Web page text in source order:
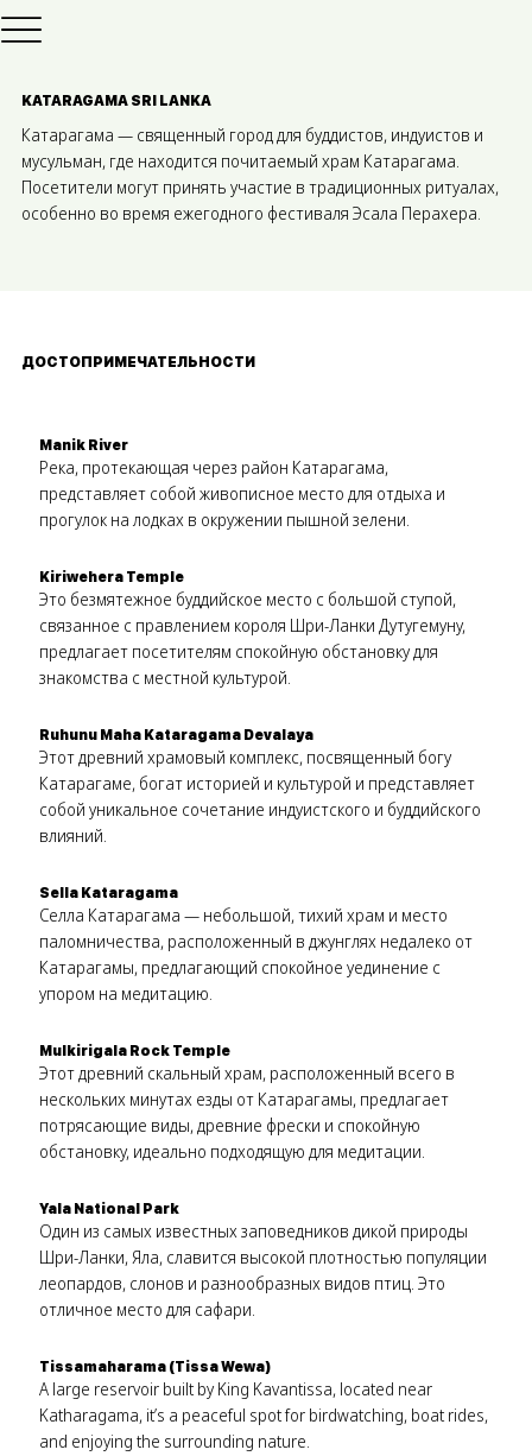
KATARAGAMA SRI LANKA
Катарагама — священный город для буддистов, индуистов и
мусульман, где находится почитаемый храм Катарагама.
Посетители могут принять участие в традиционных ритуалах,
особенно во время ежегодного фестиваля Эсала Перахера.
ДОСТОПРИМЕЧАТЕЛЬНОСТИ
Manik River
Река, протекающая через район Катарагама,
представляет собой живописное место для отдыха и
прогулок на лодках в окружении пышной зелени.
Kiriwehera Temple
Это безмятежное буддийское место с большой ступой,
связанное с правлением короля Шри-Ланки Дутугемуну,
предлагает посетителям спокойную обстановку для
знакомства с местной культурой.
Ruhunu Maha Kataragama Devalaya
Этот древний храмовый комплекс, посвященный богу
Катарагаме, богат историей и культурой и представляет
собой уникальное сочетание индуистского и буддийского
влияний.
Sella Kataragama
Селла Катарагама — небольшой, тихий храм и место
паломничества, расположенный в джунглях недалеко от
Катарагамы, предлагающий спокойное уединение с
упором на медитацию.
Mulkirigala Rock Temple
Этот древний скальный храм, расположенный всего в
нескольких минутах езды от Катарагамы, предлагает
потрясающие виды, древние фрески и спокойную
обстановку, идеально подходящую для медитации.
Yala National Park
Один из самых известных заповедников дикой природы
Шри-Ланки, Яла, славится высокой плотностью популяции
леопардов, слонов и разнообразных видов птиц. Это
отличное место для сафари.
Tissamaharama (Tissa Wewa)
A large reservoir built by King Kavantissa, located near
Katharagama, it’s a peaceful spot for birdwatching, boat rides,
and enjoying the surrounding nature.